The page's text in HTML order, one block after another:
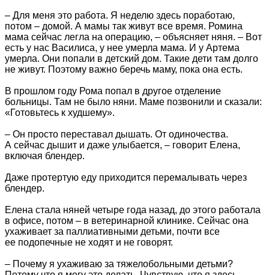
– Для меня это работа. Я неделю здесь поработаю,
потом – домой. А мамы так живут все время. Ромина
мама сейчас легла на операцию, – объясняет няня. – Вот
есть у нас Василиса, у нее умерла мама. И у Артема
умерла. Они попали в детский дом. Такие дети там долго
не живут. Поэтому важно беречь маму, пока она есть.
В прошлом году Рома попал в другое отделение
больницы. Там не было няни. Маме позвонили и сказали:
«Готовьтесь к худшему».
– Он просто переставал дышать. От одиночества.
А сейчас дышит и даже улыбается, – говорит Елена,
включая блендер.
Даже протертую еду приходится перемалывать через
блендер.
Елена стала няней четыре года назад, до этого работала
в офисе, потом – в ветеринарной клинике. Сейчас она
ухаживает за паллиативными детьми, почти все
ее подопечные не ходят и не говорят.
– Почему я ухаживаю за тяжелобольными детьми?